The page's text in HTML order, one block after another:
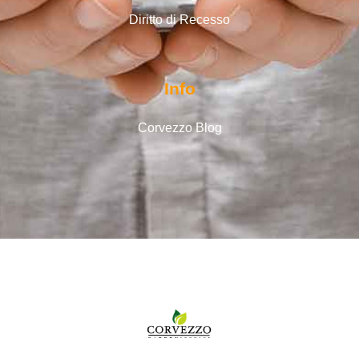
Diritto di Recesso
Info
Corvezzo Blog